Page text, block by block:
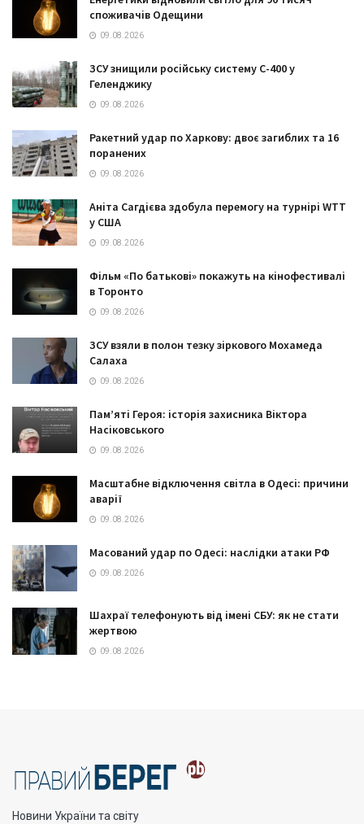
споживачів Одещини
09.08.2026
ЗСУ знищили російську систему С-400 у
Геленджику
09.08.2026
Ракетний удар по Харкову: двоє загиблих та 16
поранених
09.08.2026
Аніта Сагдієва здобула перемогу на турнірі WTT
у США
09.08.2026
Фільм «По батькові» покажуть на кінофестивалі
в Торонто
09.08.2026
ЗСУ взяли в полон тезку зіркового Мохамеда
Салаха
09.08.2026
Пам’яті Героя: історія захисника Віктора
Насіковського
09.08.2026
Масштабне відключення світла в Одесі: причини
аварії
09.08.2026
Масований удар по Одесі: наслідки атаки РФ
09.08.2026
Шахраї телефонують від імені СБУ: як не стати
жертвою
09.08.2026
Новини України та світу